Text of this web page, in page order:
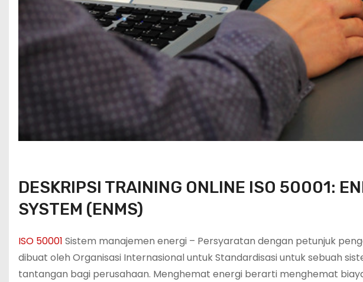
DESKRIPSI TRAINING ONLINE ISO 50001:
SYSTEM (ENMS)
ISO 50001 Sistem manajemen energi – Persyaratan dengan petunjuk
dibuat oleh Organisasi Internasional untuk Standardisasi untuk sebuah
tantangan bagi perusahaan. Menghemat energi berarti menghemat